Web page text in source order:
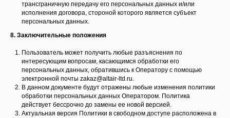
трансграничную передачу его персональных данных и/или
исполнения договора, стороной которого является субъект
персональных данных.
8. Заключительные положения
Пользователь может получить любые разъяснения по
интересующим вопросам, касающимся обработки его
персональных данных, обратившись к Оператору с помощью
электронной почты zakaz@altair-ltd.ru.
В данном документе будут отражены любые изменения политики
обработки персональных данных Оператором. Политика
действует бессрочно до замены ее новой версией.
Актуальная версия Политики в свободном доступе расположена в